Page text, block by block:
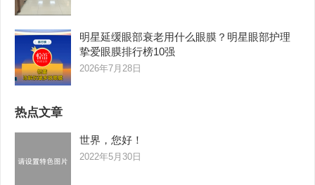
明星延缓眼部衰老用什么眼膜？明星眼部护理
挚爱眼膜排行榜10强
2026年7月28日
热点文章
世界，您好！
2022年5月30日